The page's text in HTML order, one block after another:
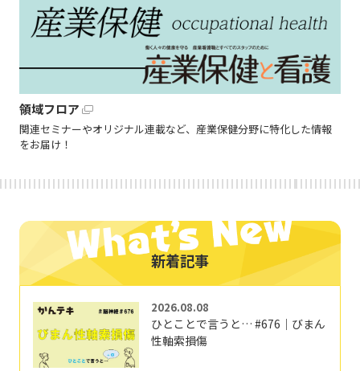
領域フロア
関連セミナーやオリジナル連載など、産業保健分野に特化した情報
をお届け！
新着記事
2026.08.08
ひとことで言うと… #676｜びまん
性軸索損傷